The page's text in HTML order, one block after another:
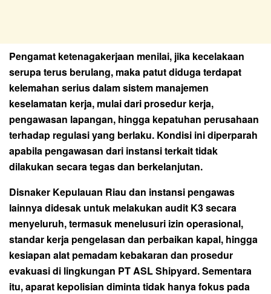
Pengamat ketenagakerjaan menilai, jika kecelakaan
serupa terus berulang, maka patut diduga terdapat
kelemahan serius dalam sistem manajemen
keselamatan kerja, mulai dari prosedur kerja,
pengawasan lapangan, hingga kepatuhan perusahaan
terhadap regulasi yang berlaku. Kondisi ini diperparah
apabila pengawasan dari instansi terkait tidak
dilakukan secara tegas dan berkelanjutan.
Disnaker Kepulauan Riau dan instansi pengawas
lainnya didesak untuk melakukan audit K3 secara
menyeluruh, termasuk menelusuri izin operasional,
standar kerja pengelasan dan perbaikan kapal, hingga
kesiapan alat pemadam kebakaran dan prosedur
evakuasi di lingkungan PT ASL Shipyard. Sementara
itu, aparat kepolisian diminta tidak hanya fokus pada